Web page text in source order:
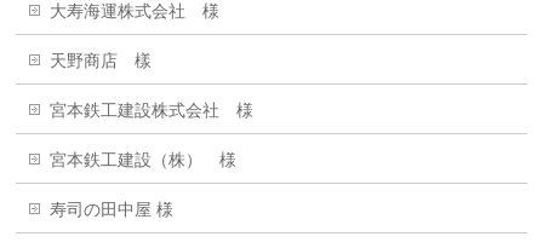
大寿海運株式会社 様
天野商店 樣
宮本鉄工建設株式会社 様
宮本鉄工建設（株） 様
寿司の田中屋 様